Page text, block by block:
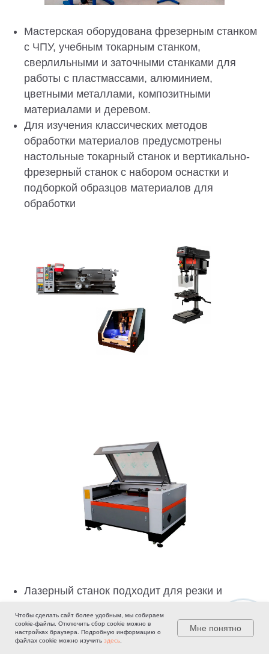
Чтобы сделать сайт более удобным, мы собираем
cookie-файлы. Отключить сбор cookie можно в
настройках браузера. Подробную информацию о
файлах cookie можно изучить здесь
Мне понятно
Мастерская оборудована фрезерным станком
с ЧПУ, учебным токарным станком,
сверлильными и заточными станками для
работы с пластмассами, алюминием,
цветными металлами, композитными
материалами и деревом.
Для изучения классических методов
обработки материалов предусмотрены
настольные токарный станок и вертикально-
фрезерный станок с набором оснастки и
подборкой образцов материалов для
обработки
Лазерный станок подходит для резки и
излучателя 90-110 Вт достаточна для
быстрой резки листов фанеры, а система